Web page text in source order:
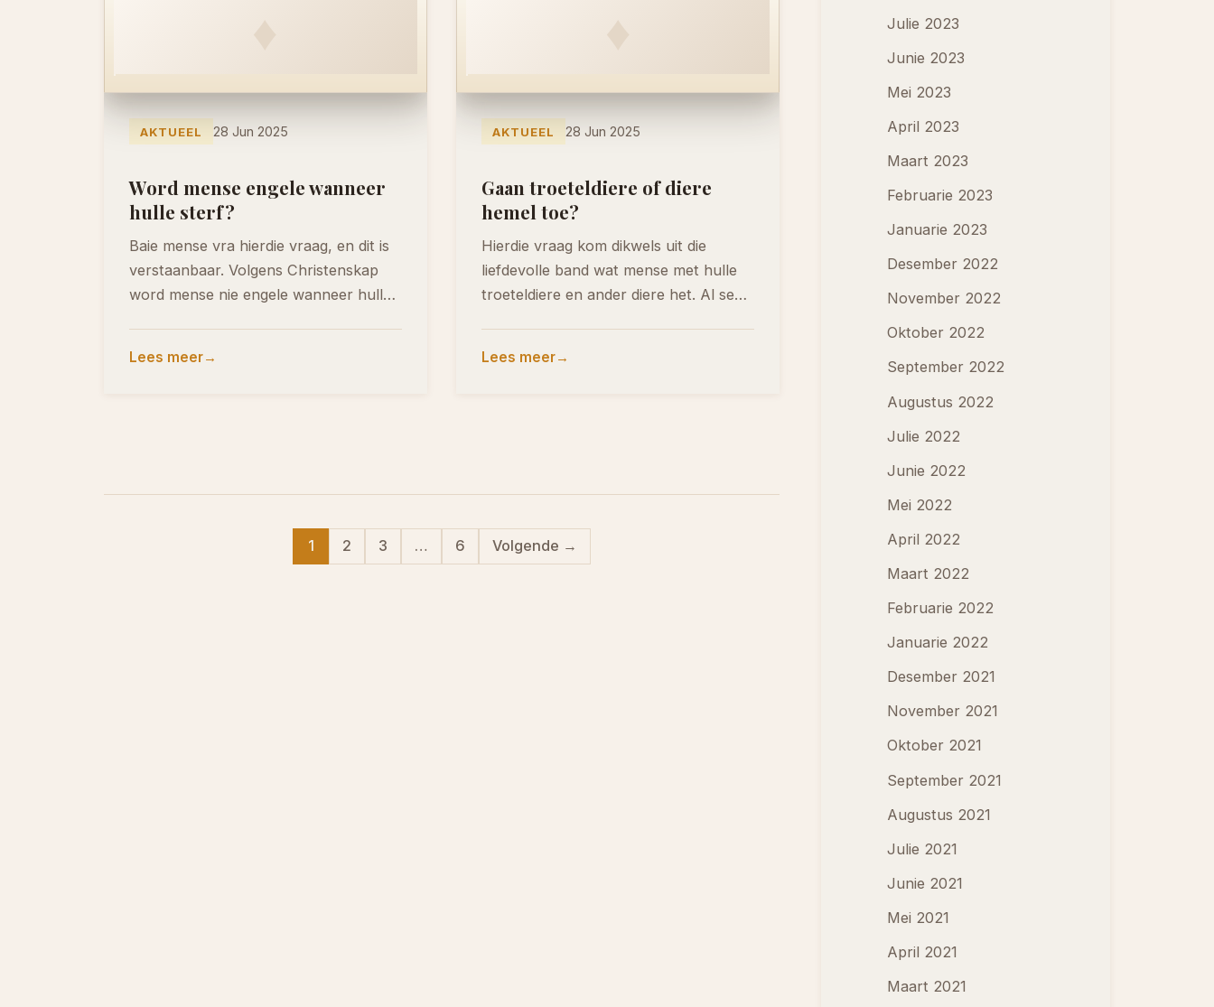
♦
AKTUEEL 28 Jun 2025
Word mense engele wanneer
hulle sterf?
Baie mense vra hierdie vraag, en dit is
verstaanbaar. Volgens Christenskap
word mense nie engele wanneer hulle
Lees meer
♦
AKTUEEL 28 Jun 2025
Gaan troeteldiere of diere
hemel toe?
Hierdie vraag kom dikwels uit die
liefdevolle band wat mense met hulle
troeteldiere en ander diere het. Al se
Lees meer
1 2 3 … 6 Volgende →
Julie 2023
Junie 2023
Mei 2023
April 2023
Maart 2023
Februarie 2023
Januarie 2023
Desember 2022
November 2022
Oktober 2022
September 2022
Augustus 2022
Julie 2022
Junie 2022
Mei 2022
April 2022
Maart 2022
Februarie 2022
Januarie 2022
Desember 2021
November 2021
Oktober 2021
September 2021
Augustus 2021
Julie 2021
Junie 2021
Mei 2021
April 2021
Maart 2021